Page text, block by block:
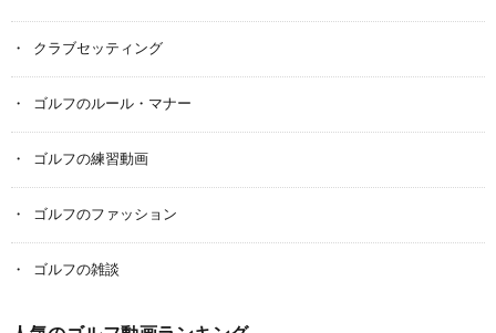
クラブセッティング
ゴルフのルール・マナー
ゴルフの練習動画
ゴルフのファッション
ゴルフの雑談